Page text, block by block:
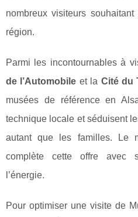
nombreux visiteurs
région.
Parmi les incontournables à
de l’Automobile et la Cité du
musées de référence en
technique locale et séduisent
autant que les familles. Le
complète cette offre avec
l’énergie.
Pour optimiser une visite de